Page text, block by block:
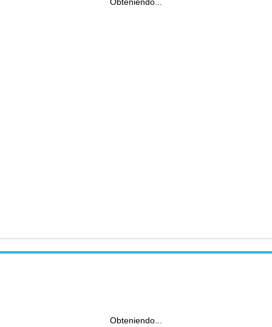
Obteniendo...